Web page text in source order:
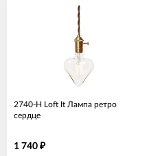
2740-H Loft It Лампа ретро
сердце
1 740 ₽